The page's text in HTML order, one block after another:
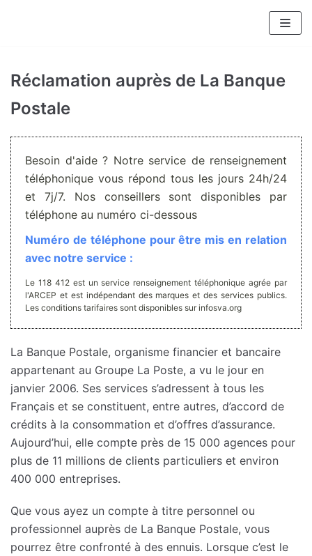
contenu
Réclamation auprès de La Banque
Postale
Besoin d'aide ? Notre service de renseignement
téléphonique vous répond tous les jours 24h/24
et 7j/7. Nos conseillers sont disponibles par
téléphone au numéro ci-dessous
Numéro de téléphone pour être mis en relation
avec notre service :
Le 118 412 est un service renseignement téléphonique agrée par
l'ARCEP et est indépendant des marques et des services publics.
Les conditions tarifaires sont disponibles sur infosva.org
La Banque Postale, organisme financier et bancaire
appartenant au Groupe La Poste, a vu le jour en
janvier 2006. Ses services s’adressent à tous les
Français et se constituent, entre autres, d’accord de
crédits à la consommation et d’offres d’assurance.
Aujourd’hui, elle compte près de 15 000 agences pour
plus de 11 millions de clients particuliers et environ
400 000 entreprises.
Que vous ayez un compte à titre personnel ou
professionnel auprès de La Banque Postale, vous
pourrez être confronté à des ennuis. Lorsque c’est le